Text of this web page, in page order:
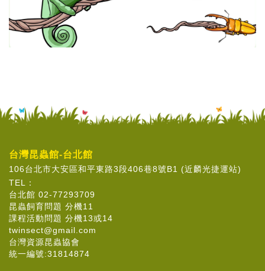
台灣昆蟲館-台北館
106台北市大安區和平東路3段406巷8號B1 (近麟光捷運站)
TEL：
台北館 02-77293709
昆蟲飼育問題 分機11
課程活動問題 分機13或14
twinsect@gmail.com
台灣資源昆蟲協會
統一編號:31814874